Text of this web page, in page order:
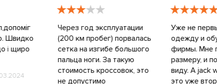
это
Уже не первый год покупаю
одежду и обувь этой
фирмы. Мне подходит. И по
размеру, и по внешнему
виду. А jack wolfskin willcox-
это уже вторые штаны
6265)
Согласен с
отзывом о
цвет
Локи